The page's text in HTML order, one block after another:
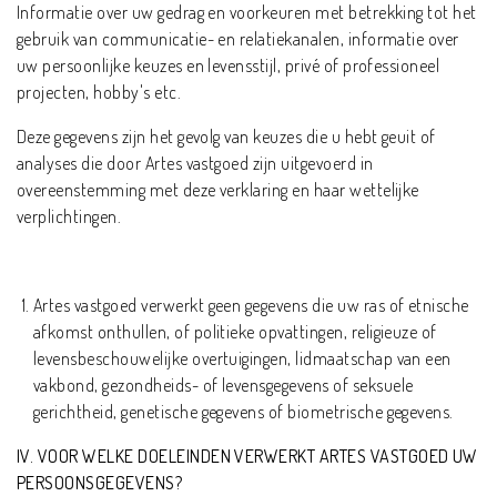
Informatie over uw gedrag en voorkeuren met betrekking tot het
gebruik van communicatie- en relatiekanalen, informatie over
uw persoonlijke keuzes en levensstijl, privé of professioneel
projecten, hobby's etc.
Deze gegevens zijn het gevolg van keuzes die u hebt geuit of
analyses die door Artes vastgoed zijn uitgevoerd in
overeenstemming met deze verklaring en haar wettelijke
verplichtingen.
Artes vastgoed verwerkt geen gegevens die uw ras of etnische
afkomst onthullen, of politieke opvattingen, religieuze of
levensbeschouwelijke overtuigingen, lidmaatschap van een
vakbond, gezondheids- of levensgegevens of seksuele
gerichtheid, genetische gegevens of biometrische gegevens.
IV. VOOR WELKE DOELEINDEN VERWERKT ARTES VASTGOED UW
PERSOONSGEGEVENS?